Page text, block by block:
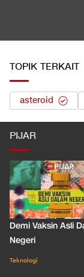
TOPIK TERKAIT
asteroid
PIJAR
Demi Vaksin Asli
Negeri
Teknologi